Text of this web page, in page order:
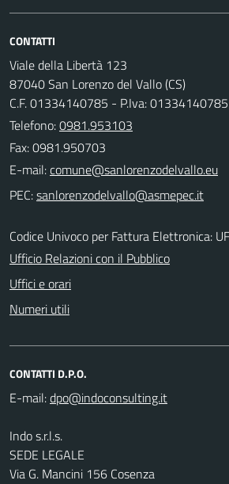
CONTATTI
Viale della Libertà 123
87040 San Lorenzo del Vallo (CS)
C.F. 01334140785 - P.Iva: 01334140785
Telefono:0981.953103
Fax: 0981.950703
E-mail:
PEC:
Codice Univoco per Fattura Elettronica:
Ufficio Relazioni con il Pubblico
Uffici e orari
Numeri utili
CONTATTI D.P.O.
E-mail:
Indo s.r.l.s.
SEDE LEGALE
Via G. Mancini 156 Cosenza